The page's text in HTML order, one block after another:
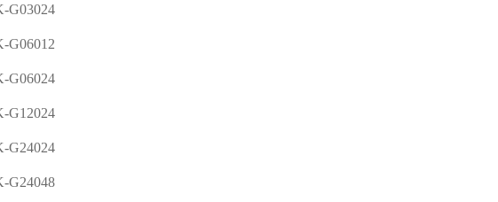
G03024
G06012
G06024
G12024
G24024
G24048